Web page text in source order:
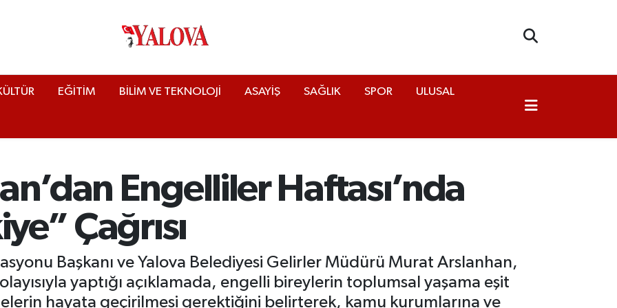
EĞİTİM BİLİM VE TEKNOLOJİ ASAYİŞ SAĞLIK SPOR ULUSAL
Engelliler Haftası’nda
Çağrısı
Başkanı ve Yalova Belediyesi Gelirler Müdürü Murat Arslanhan,
yaptığı açıklamada, engelli bireylerin toplumsal yaşama eşit
hayata geçirilmesi gerektiğini belirterek, kamu kurumlarına ve